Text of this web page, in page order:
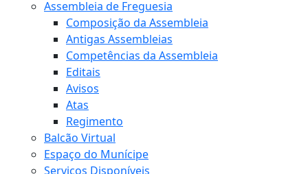
Assembleia de Freguesia
Composição da Assembleia
Antigas Assembleias
Competências da Assembleia
Editais
Avisos
Atas
Regimento
Balcão Virtual
Espaço do Munícipe
Serviços Disponíveis